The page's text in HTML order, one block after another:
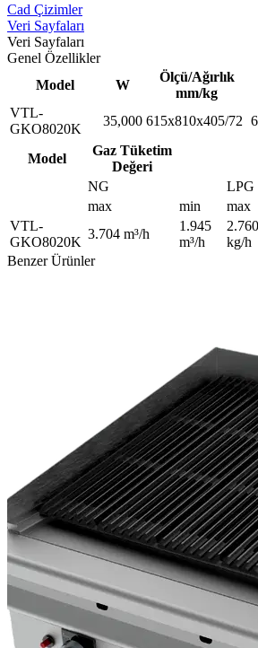
Cad Çizimler
Veri Sayfaları
Veri Sayfaları
Genel Özellikler
Model
W
Ölçü/Ağırlık
mm/kg
VTL-
GKO8020K
35,000 615x810x405/72
Model
Gaz Tüketim
Değeri
NG
LPG
max
min max
VTL-
GKO8020K
3.704 m³/h
1.945
m³/h
2.760
kg/h
Benzer Ürünler